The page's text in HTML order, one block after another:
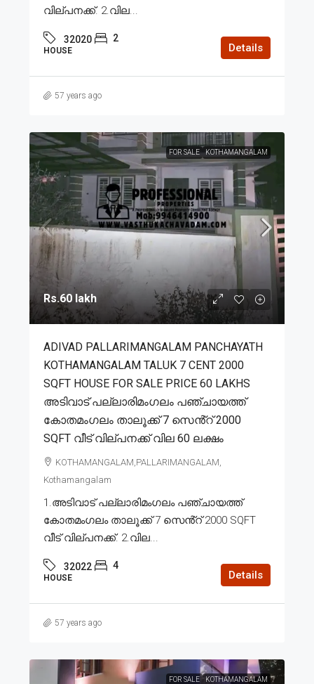
വില്പനക്ക്. 2.വില...
32020 2
HOUSE Details
57 years ago
FOR SALE KOTHAMANGALAM
Rs.60 lakh
ADIVAD PALLARIMANGALAM PANCHAYATH
KOTHAMANGALAM TALUK 7 CENT 2000
SQFT HOUSE FOR SALE PRICE 60 LAKHS
അടിവാട് പല്ലാരിമംഗലം പഞ്ചായത്ത്
കോതമംഗലം താലൂക്ക് 7 സെൻ്റ് 2000
SQFT വീട് വില്പനക്ക് വില 60 ലക്ഷം
KOTHAMANGALAM,PALLARIMANGALAM,
Kothamangalam
1.അടിവാട് പല്ലാരിമംഗലം പഞ്ചായത്ത്
കോതമംഗലം താലൂക്ക് 7 സെൻ്റ് 2000 SQFT
വീട് വില്പനക്ക്. 2.വില...
32022 4
HOUSE Details
57 years ago
FOR SALE KOTHAMANGALAM